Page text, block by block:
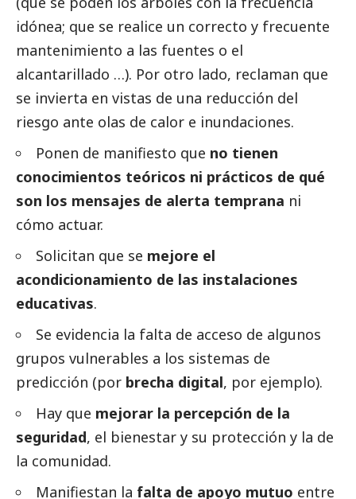
idónea; que se realice un correcto y frecuente
mantenimiento a las fuentes o el
alcantarillado …). Por otro lado, reclaman que
se invierta en vistas de una reducción del
riesgo ante olas de calor e inundaciones.
Ponen de manifiesto que no tienen
conocimientos teóricos ni prácticos de qué
son los mensajes de alerta temprana ni
cómo actuar.
Solicitan que se mejore el
acondicionamiento de las instalaciones
educativas.
Se evidencia la falta de acceso de algunos
grupos vulnerables a los sistemas de
predicción (por brecha digital, por ejemplo).
Hay que mejorar la percepción de la
seguridad, el bienestar y su protección y la de
la comunidad.
Manifiestan la falta de apoyo mutuo entre